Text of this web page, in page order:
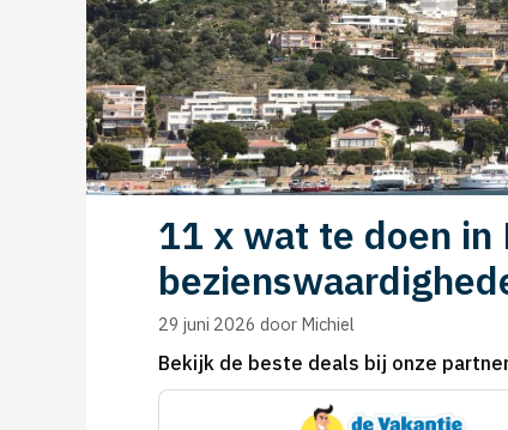
11 x wat te doen in
29 juni 2026 door Michiel
Bekijk de beste deals bij onze